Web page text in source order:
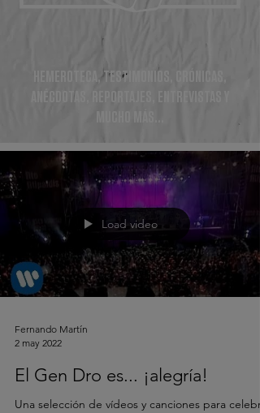
HEMEROTECA, TESTIMONIOS, CRÓNICAS,
ANÉCDOTAS, REPORTAJES, ENTREVISTAS Y
Load video
Fernando Martín
2 may 2022
El Gen Dro es... ¡alegría!
Una selección de vídeos y canciones para